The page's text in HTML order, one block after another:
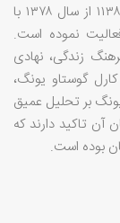
موسسه بنیاد فرهنگ زندگی بالنده به شماره ثبت ۱۱۳۸۳ از سال ۱۳۷۸ با
نموده است.
زندگی، نهادی
گوستاو یونگ،
بر تحلیل عمیق
آن تاکید دارند که
بوده است.